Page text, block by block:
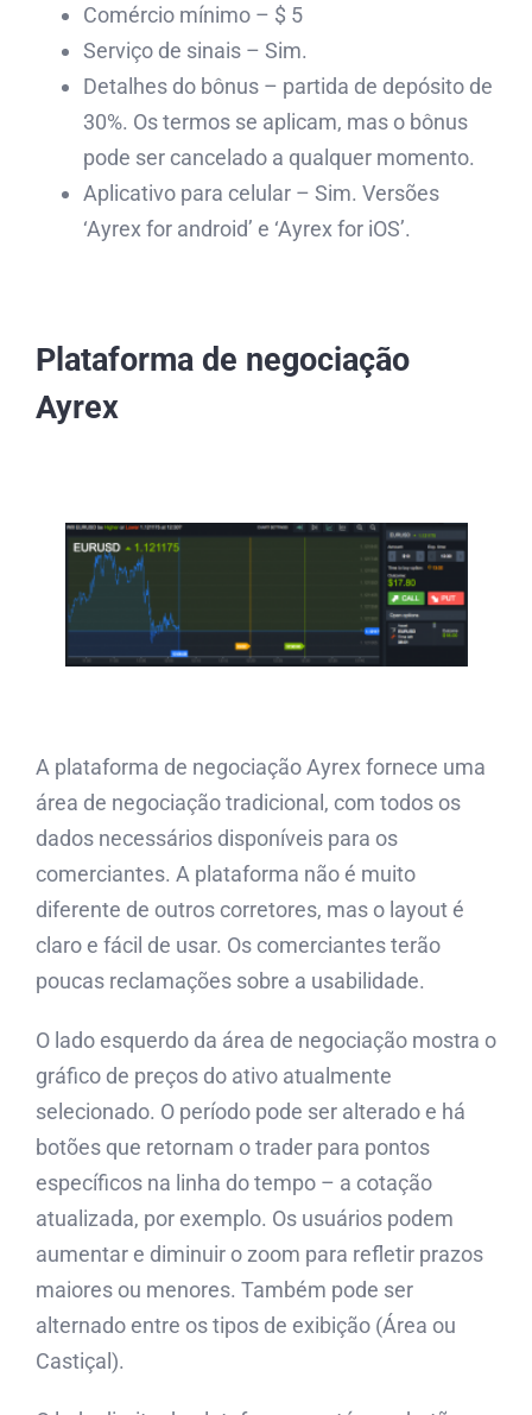
Comércio mínimo – $ 5
Serviço de sinais – Sim.
Detalhes do bônus – partida de depósito de
30%. Os termos se aplicam, mas o bônus
pode ser cancelado a qualquer momento.
Aplicativo para celular – Sim. Versões
‘Ayrex for android’ e ‘Ayrex for iOS’.
Plataforma de negociação
Ayrex
A plataforma de negociação Ayrex fornece uma
área de negociação tradicional, com todos os
dados necessários disponíveis para os
comerciantes. A plataforma não é muito
diferente de outros corretores, mas o layout é
claro e fácil de usar. Os comerciantes terão
poucas reclamações sobre a usabilidade.
O lado esquerdo da área de negociação mostra o
gráfico de preços do ativo atualmente
selecionado. O período pode ser alterado e há
botões que retornam o trader para pontos
específicos na linha do tempo – a cotação
atualizada, por exemplo. Os usuários podem
aumentar e diminuir o zoom para refletir prazos
maiores ou menores. Também pode ser
alternado entre os tipos de exibição (Área ou
Castiçal).